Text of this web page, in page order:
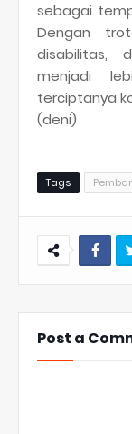
sebagai
Dengan
disabilitas,
menjadi
terciptanya
(deni)
Tags
Post a